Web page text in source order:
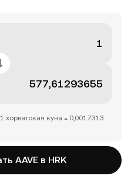
хорватская куна = 0,0017313
AAVE в HRK